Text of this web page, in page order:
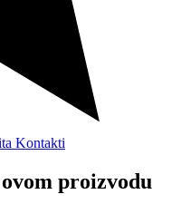
Kontakti
proizvodu